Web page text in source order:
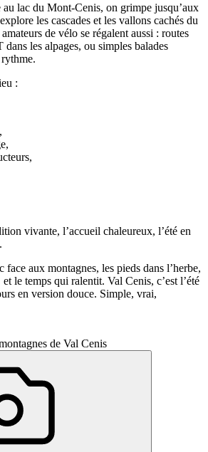
au lac du Mont-Cenis, on grimpe jusqu’aux
les cascades et les vallons cachés du
de vélo se régalent aussi : routes
les alpages, ou simples balades
:
vivante, l’accueil chaleureux, l’été en
face aux montagnes, les pieds dans l’herbe,
le temps qui ralentit. Val Cenis, c’est l’été
en version douce. Simple, vrai,